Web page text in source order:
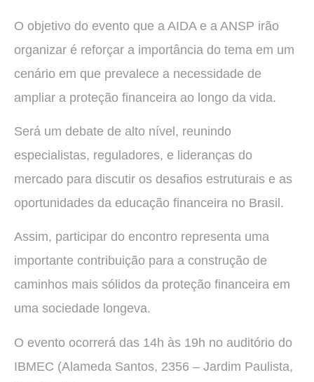
O objetivo do evento que a AIDA e a ANSP irão
organizar é reforçar a importância do tema em um
cenário em que prevalece a necessidade de
ampliar a proteção financeira ao longo da vida.
Será um debate de alto nível, reunindo
especialistas, reguladores, e lideranças do
mercado para discutir os desafios estruturais e as
oportunidades da educação financeira no Brasil.
Assim, participar do encontro representa uma
importante contribuição para a construção de
caminhos mais sólidos da proteção financeira em
uma sociedade longeva.
O evento ocorrerá das 14h às 19h no auditório do
IBMEC (Alameda Santos, 2356 – Jardim Paulista,